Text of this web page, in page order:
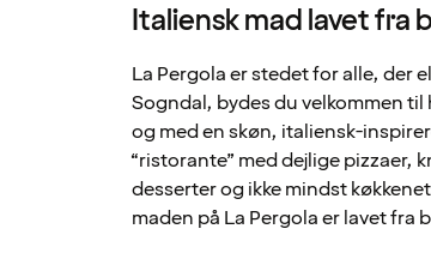
Italiensk mad lavet fra
La Pergola er stedet for alle, der
Sogndal, bydes du velkommen
og med en skøn, italiensk-
“ristorante” med dejlige pizzaer,
desserter og ikke mindst
maden på La Pergola er lavet